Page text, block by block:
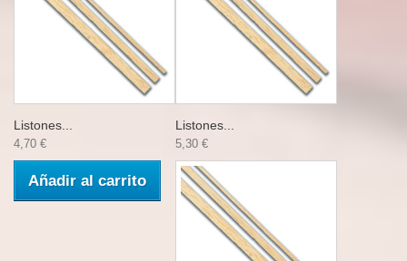
Listones...
4,70 €
Añadir al carrito
Listones...
5,30 €